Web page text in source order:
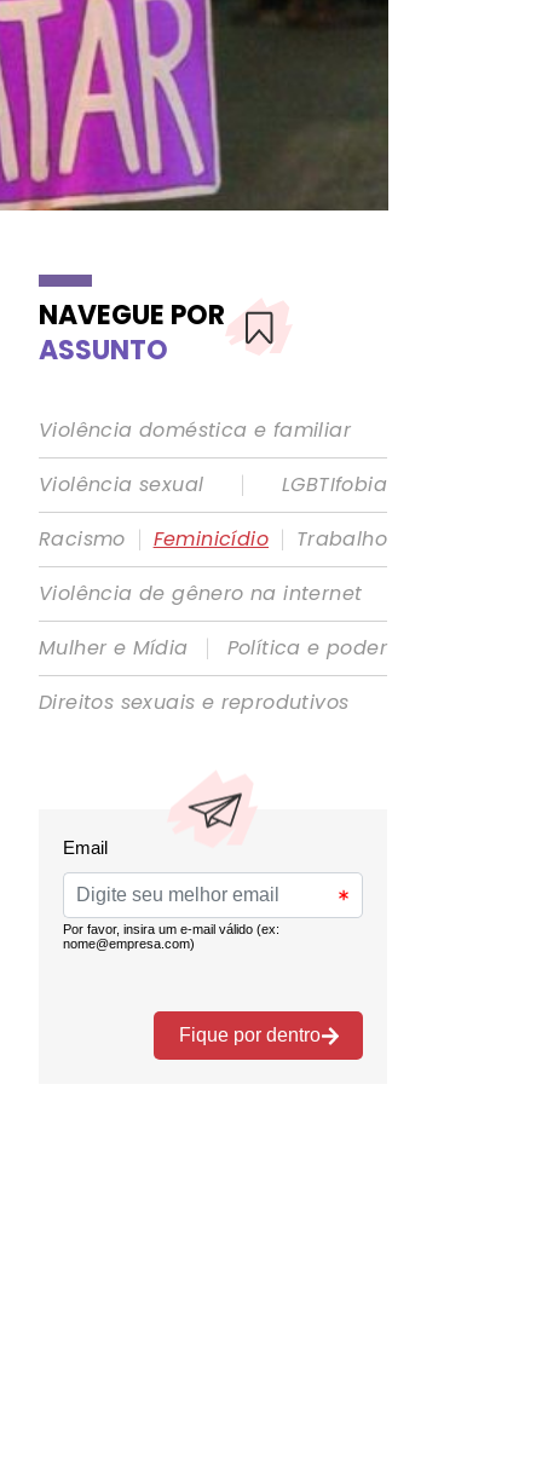
NAVEGUE POR
ASSUNTO
Violência doméstica e familiar
Violência sexual
|
LGBTIfobia
Racismo | Feminicídio | Trabalho
Violência de gênero na internet
Mulher e Mídia
|
Política e poder
Direitos sexuais e reprodutivos